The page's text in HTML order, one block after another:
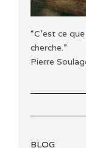
“C'est ce
cherche.”
Pierre
BLOG